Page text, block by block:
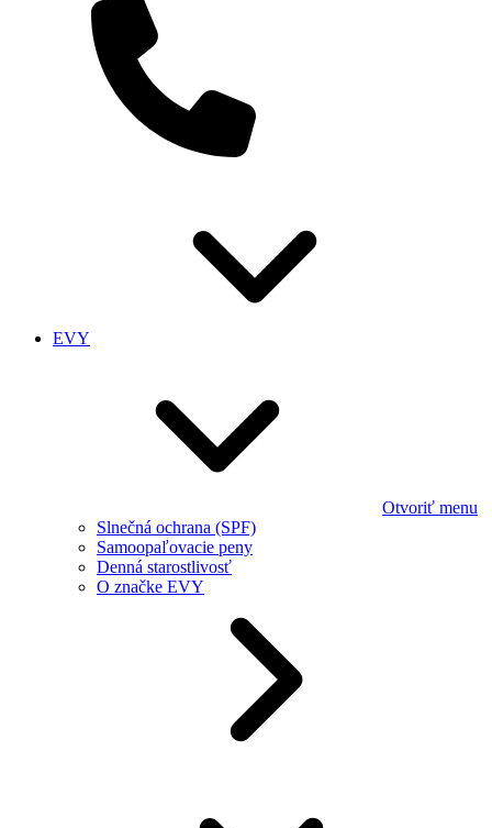
EVY
Otvoriť menu
Slnečná ochrana (SPF)
Samoopaľovacie peny
Denná starostlivosť
O značke EVY